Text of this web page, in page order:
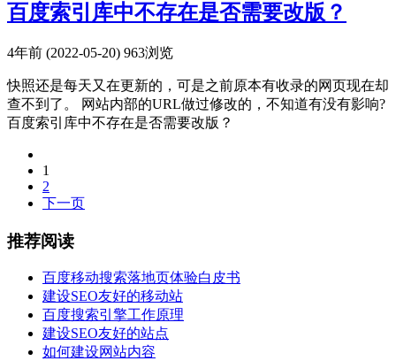
百度索引库中不存在是否需要改版？
4年前 (2022-05-20) 963浏览
快照还是每天又在更新的，可是之前原本有收录的网页现在却
查不到了。 网站内部的URL做过修改的，不知道有没有影响?
百度索引库中不存在是否需要改版？
1
2
下一页
推荐阅读
百度移动搜索落地页体验白皮书
建设SEO友好的移动站
百度搜索引擎工作原理
建设SEO友好的站点
如何建设网站内容